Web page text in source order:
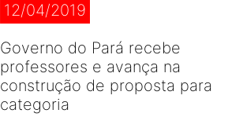
12/04/2019
Governo do Pará recebe
professores e avança na
construção de proposta para
categoria